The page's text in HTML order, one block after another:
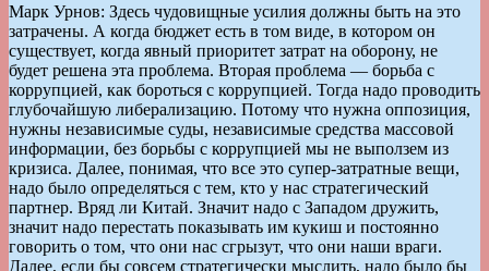
Марк Урнов: Здесь чудовищные усилия должны быть на это
затрачены. А когда бюджет есть в том виде, в котором он
существует, когда явный приоритет затрат на оборону, не
будет решена эта проблема. Вторая проблема — борьба с
коррупцией, как бороться с коррупцией. Тогда надо проводить
глубочайшую либерализацию. Потому что нужна оппозиция,
нужны независимые суды, независимые средства массовой
информации, без борьбы с коррупцией мы не выползем из
кризиса. Далее, понимая, что все это супер-затратные вещи,
надо было определяться с тем, кто у нас стратегический
партнер. Вряд ли Китай. Значит надо с Западом дружить,
значит надо перестать показывать им кукиш и постоянно
говорить о том, что они нас сгрызут, что они наши враги.
Далее, если бы совсем стратегически мыслить, надо было бы